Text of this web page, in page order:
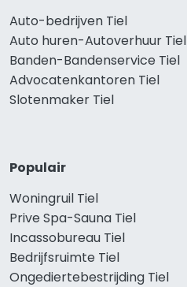
Auto-bedrijven Tiel
Auto huren-Autoverhuur Tiel
Banden-Bandenservice Tiel
Advocatenkantoren Tiel
Slotenmaker Tiel
Populair
Woningruil Tiel
Prive Spa-Sauna Tiel
Incassobureau Tiel
Bedrijfsruimte Tiel
Ongediertebestrijding Tiel